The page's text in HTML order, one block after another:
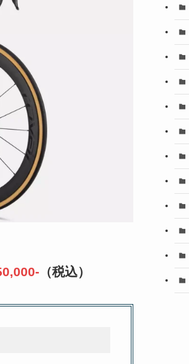
（税込）